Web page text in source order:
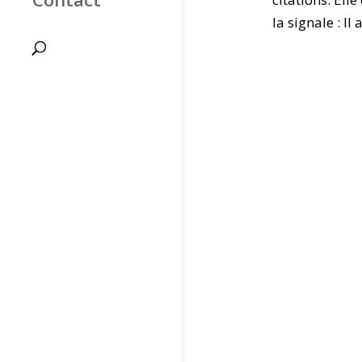
la signale : Il